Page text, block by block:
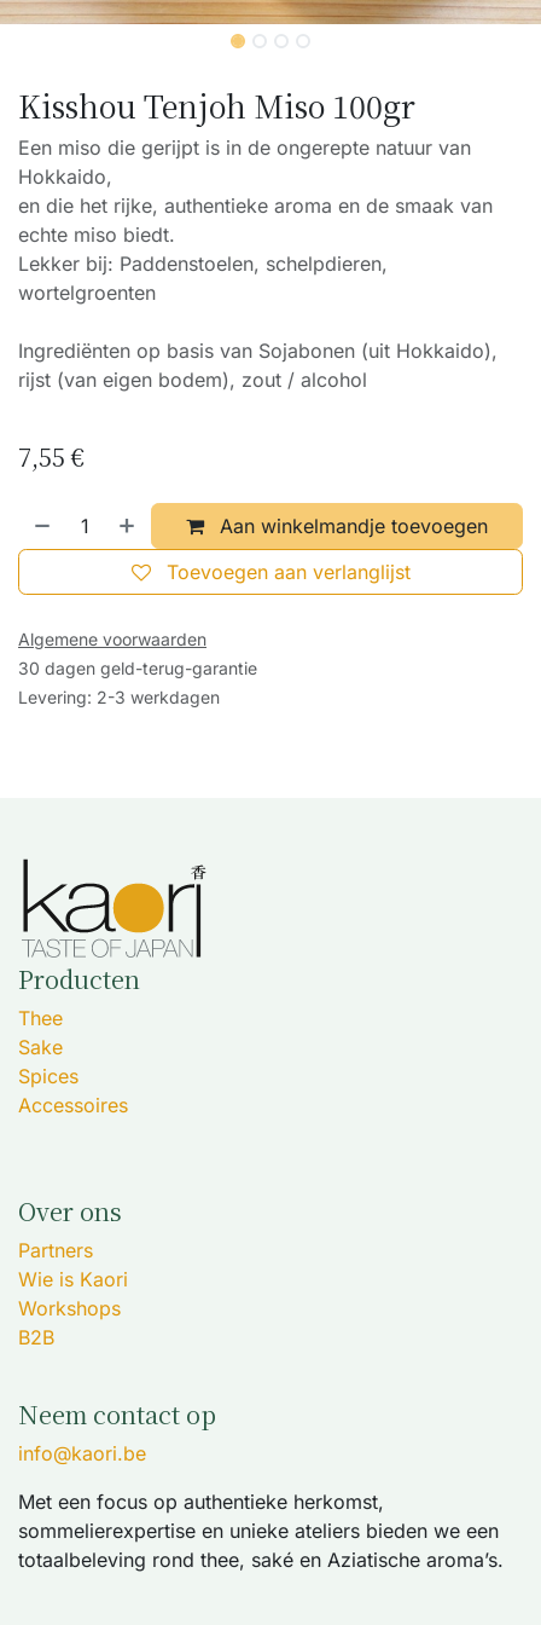
Kisshou Tenjoh Miso 100gr
Een miso die gerijpt is in de ongerepte natuur van
Hokkaido,
en die het rijke, authentieke aroma en de smaak van
echte miso biedt.
Lekker bij: Paddenstoelen, schelpdieren,
wortelgroenten
Ingrediënten op basis van Sojabonen (uit Hokkaido),
rijst (van eigen bodem), zout / alcohol
7,55€
Aan winkelmandje toevoegen
Toevoegen aan verlanglijst
Algemene voorwaarden
30 dagen geld-terug-garantie
Levering: 2-3 werkdagen
Producten
Thee
Sake
Spices
Accessoires
Over ons
Partners
Wie is Kaori
Workshops
B2B
Neem contact op
info@kaori.be
Met een focus op authentieke herkomst,
sommelierexpertise en unieke ateliers bieden we een
totaalbeleving rond thee, saké en Aziatische aroma’s.